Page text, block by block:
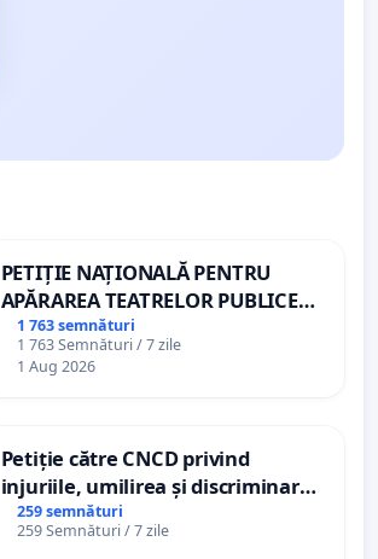
PETIȚIE NAȚIONALĂ PENTRU
APĂRAREA TEATRELOR PUBLICE
DE REPERTORIU DIN ROMÂNIA
1 763 semnături
1 763 Semnături / 7 zile
1 Aug 2026
Petiție către CNCD privind
injuriile, umilirea și discriminarea
persoanelor cu dizabilități de
către utilizatorul TikTok „Gorici”
259 semnături
259 Semnături / 7 zile